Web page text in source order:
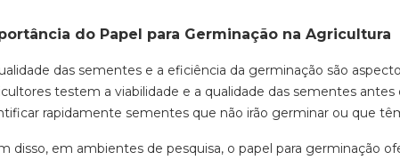
do Papel para Germinação na Agricultura
das sementes e a eficiência da germinação são
testem a viabilidade e a qualidade das sementes
rapidamente sementes que não irão germinar ou que
disso, em ambientes de pesquisa, o papel para germinação